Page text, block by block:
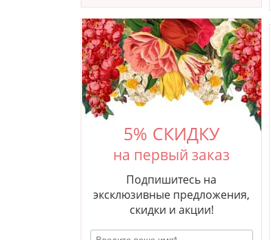
5% СКИДКУ
на первый заказ
Подпишитесь на
эксклюзивные предложения,
скидки и акции!